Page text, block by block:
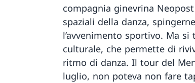
compagnia ginevrina
spaziali della danza,
l’avvenimento sportivo. Ma
culturale, che permette di
ritmo di danza. Il tour del
luglio, non poteva non fare